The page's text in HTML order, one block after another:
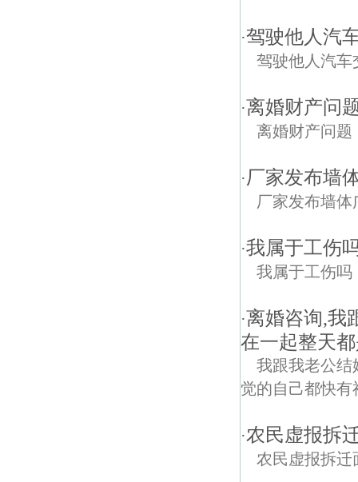
·驾驶他人汽
驾驶他人汽车
·离婚财产问
离婚财产问题
·厂家发布墙
厂家发布墙
·我属于工伤
我属于工伤吗
·离婚咨询,我
在一起整天
我跟我老公结
觉的自己都快
·农民虚报拆
农民虚报拆迁